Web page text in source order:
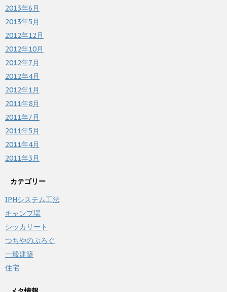
2013年6月
2013年5月
2012年12月
2012年10月
2012年7月
2012年4月
2012年1月
2011年8月
2011年7月
2011年5月
2011年4月
2011年3月
カテゴリー
IPHシステム工法
キャンプ場
シッカリート
つちやのぶろぐ
一般建築
住宅